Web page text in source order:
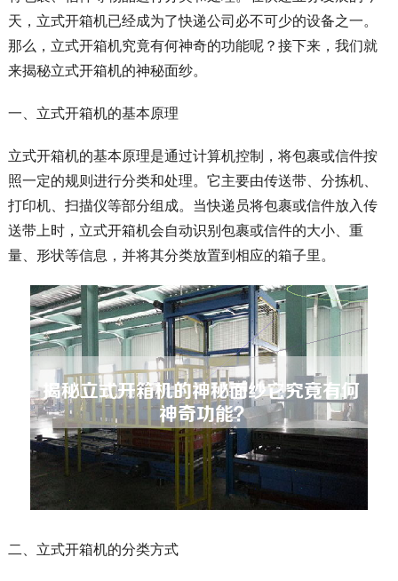
天，立式开箱机已经成为了快递公司必不可少的设备之一。
那么，立式开箱机究竟有何神奇的功能呢？接下来，我们就
来揭秘立式开箱机的神秘面纱。
一、立式开箱机的基本原理
立式开箱机的基本原理是通过计算机控制，将包裹或信件按
照一定的规则进行分类和处理。它主要由传送带、分拣机、
打印机、扫描仪等部分组成。当快递员将包裹或信件放入传
送带上时，立式开箱机会自动识别包裹或信件的大小、重
量、形状等信息，并将其分类放置到相应的箱子里。
二、立式开箱机的分类方式